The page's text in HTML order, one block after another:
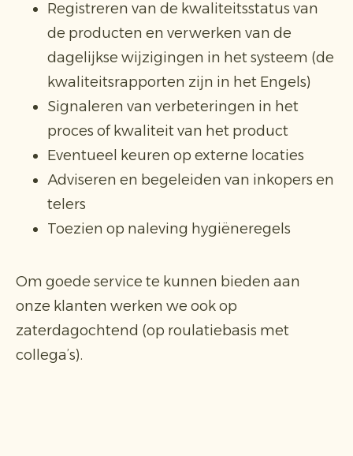
Registreren van de kwaliteitsstatus van
de producten en verwerken van de
dagelijkse wijzigingen in het systeem (de
kwaliteitsrapporten zijn in het Engels)
Signaleren van verbeteringen in het
proces of kwaliteit van het product
Eventueel keuren op externe locaties
Adviseren en begeleiden van inkopers en
telers
Toezien op naleving hygiëneregels
Om goede service te kunnen bieden aan
onze klanten werken we ook op
zaterdagochtend (op roulatiebasis met
collega’s).